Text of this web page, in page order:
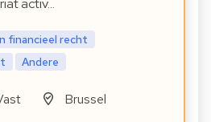
activ…
financieel recht
Andere
Brussel